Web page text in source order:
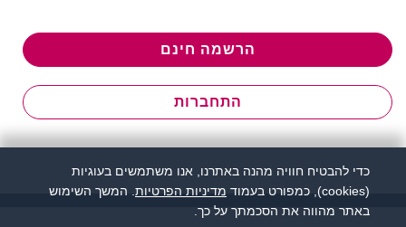
הרשמה חינם
התחברות
כדי להבטיח חוויה מהנה באתרנו, אנו משתמשים בעוגיות
(cookies), כמפורט בעמוד
מדיניות הפרטיות . המשך השימוש
באתר מהווה את הסכמתך על כך.